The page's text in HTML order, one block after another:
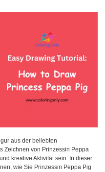
aus der beliebten
Zeichnen von Prinzessin Peppa
kreative Aktivität sein. In dieser
wie Sie Prinzessin Peppa Pig